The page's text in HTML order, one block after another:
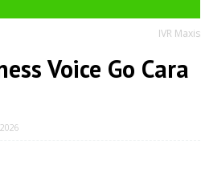
IVR Maxis
Voice Go Cara